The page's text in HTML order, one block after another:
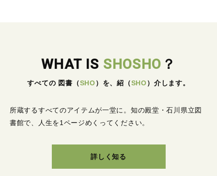
WHAT IS SHOSHO ？
すべての 図書 （SHO） を、紹 （SHO） 介します。
所蔵するすべてのアイテムが一堂に。 知の殿堂・石川県立図
書館で、人生を1ページめくってください。
詳しく知る